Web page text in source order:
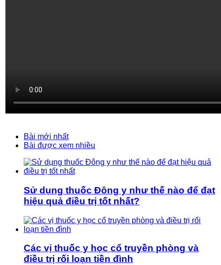
Bài mới nhất
Bài được xem nhiều
Sử dụng thuốc Đông y như thế nào để đạt
hiệu quả điều trị tốt nhất?
Các vị thuốc y học cổ truyền phòng và
điều trị rối loạn tiền đình